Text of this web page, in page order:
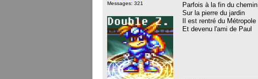
Messages: 321
Parfois à la fin du chemin
Sur la pierre du jardin
Il est rentré du Métropole
Et devenu l'ami de Paul